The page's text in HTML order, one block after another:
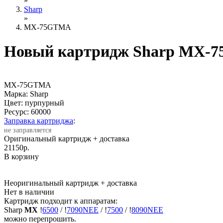
Sharp
»
MX-75GTMA
Новый картридж Sharp MX-
MX-75GTMA
Марка: Sharp
Цвет: пурпурный
Ресурс: 60000
Заправка картриджа:
не заправляется
Оригинальный картридж + доставка
21150р.
В корзину
Неоригинальный картридж + доставка
Нет в наличии
Картридж подходит к аппаратам:
Sharp MX !6500 / !7090NEE / !7500 / !8090NEE
можно перепрошить.